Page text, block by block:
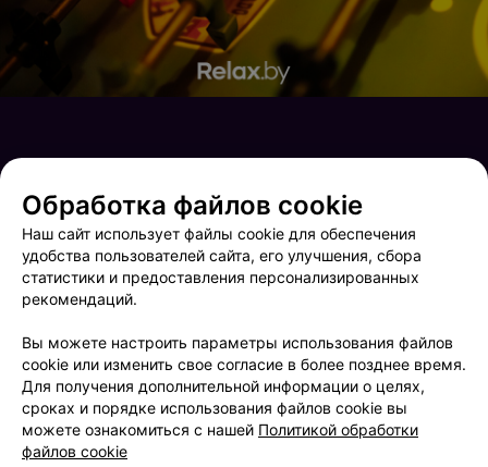
Saturday party Terra Party
Обработка файлов cookie
Наш сайт использует файлы cookie для обеспечения
удобства пользователей сайта, его улучшения, сбора
статистики и предоставления персонализированных
рекомендаций.
Вы можете настроить параметры использования файлов
cookie или изменить свое согласие в более позднее время.
Для получения дополнительной информации о целях,
сроках и порядке использования файлов cookie вы
можете ознакомиться с нашей Политикой обработки
файлов cookie